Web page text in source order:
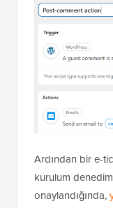
Ardından bir e-
kurulum
onaylandığında,